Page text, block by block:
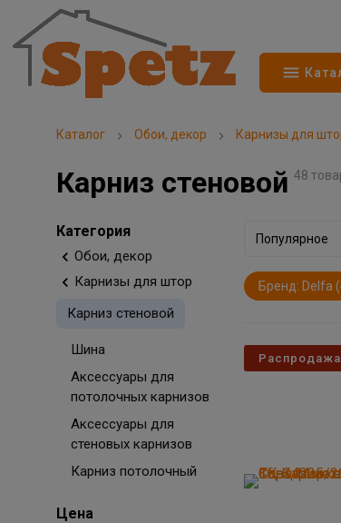
Каталог Обои, декор Карнизы для
Карниз стеновой 48
Категория
Обои, декор
Карнизы для штор
Карниз стеновой
Шина
Аксессуары для
потолочных карнизов
Аксессуары для
стеновых карнизов
Карниз потолочный
Цена
Популярное
Бренд: Delfa
Распродажа